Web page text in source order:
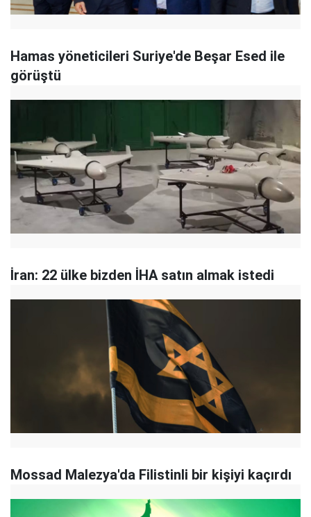
Hamas yöneticileri Suriye'de Beşar Esed ile
görüştü
İran: 22 ülke bizden İHA satın almak istedi
Mossad Malezya'da Filistinli bir kişiyi kaçırdı